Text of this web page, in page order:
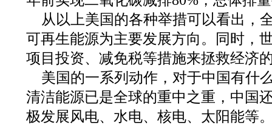
从以上美国的各种举措可以看出，
可再生能源为主要发展方向。同时，
项目投资、减免税等措施来拯救经济
美国的一系列动作，对于中国有什
清洁能源已是全球的重中之重，中国
极发展风电、水电、核电、太阳能等